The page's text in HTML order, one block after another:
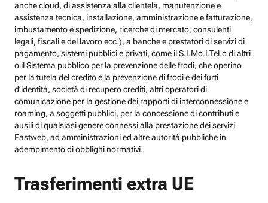
anche cloud, di assistenza alla clientela, manutenzione e
assistenza tecnica, installazione, amministrazione e fatturazione,
imbustamento e spedizione, ricerche di mercato, consulenti
legali, fiscali e del lavoro ecc.), a banche e prestatori di servizi di
pagamento, sistemi pubblici e privati, come il S.I.Mo.I.Tel.o di altri
o il Sistema pubblico per la prevenzione delle frodi, che operino
per la tutela del credito e la prevenzione di frodi e dei furti
d’identità, società di recupero crediti, altri operatori di
comunicazione per la gestione dei rapporti di interconnessione e
roaming, a soggetti pubblici, per la concessione di contributi e
ausili di qualsiasi genere connessi alla prestazione dei servizi
Fastweb, ad amministrazioni ed altre autorità pubbliche in
adempimento di obblighi normativi.
Trasferimenti extra UE